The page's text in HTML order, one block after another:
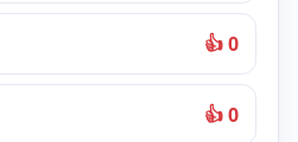
👍 0
👍 0